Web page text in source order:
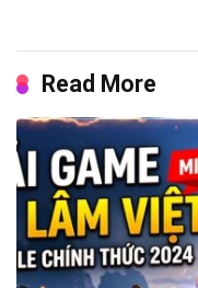
Read More